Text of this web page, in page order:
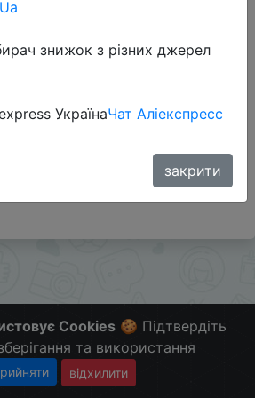
до магазину
відсутня.
на мобільному, в телеграм
Cookies 🍪 Підтвердіть
та використання
відхилити
знижок з різних джерел
УкраїнаЧат Аліекспресс
закрити